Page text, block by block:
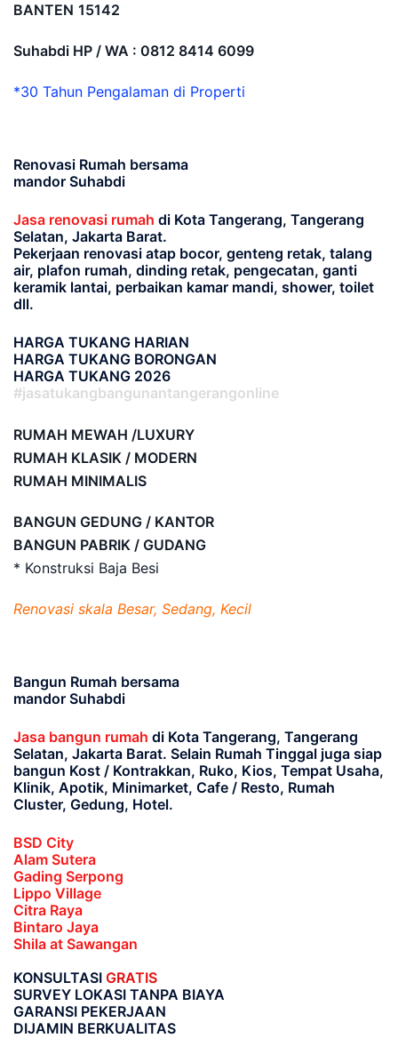
BANTEN 15142
Suhabdi HP / WA : 0812 8414 6099
*30 Tahun Pengalaman di Properti
Renovasi Rumah bersama
mandor Suhabdi
Jasa renovasi rumah di Kota Tangerang, Tangerang
Selatan, Jakarta Barat.
Pekerjaan renovasi atap bocor, genteng retak, talang
air, plafon rumah, dinding retak, pengecatan, ganti
keramik lantai, perbaikan kamar mandi, shower, toilet
dll.
HARGA TUKANG HARIAN
HARGA TUKANG BORONGAN
HARGA TUKANG 2026
#jasatukangbangunantangerangonline
RUMAH MEWAH /LUXURY
RUMAH KLASIK / MODERN
RUMAH MINIMALIS
BANGUN GEDUNG / KANTOR
BANGUN PABRIK / GUDANG
* Konstruksi Baja Besi
Renovasi skala Besar, Sedang, Kecil
Bangun Rumah bersama
mandor Suhabdi
Jasa bangun rumah di Kota Tangerang, Tangerang
Selatan, Jakarta Barat. Selain Rumah Tinggal juga siap
bangun Kost / Kontrakkan, Ruko, Kios, Tempat Usaha,
Klinik, Apotik, Minimarket, Cafe / Resto, Rumah
Cluster, Gedung, Hotel.
BSD City
Alam Sutera
Gading Serpong
Lippo Village
Citra Raya
Bintaro Jaya
Shila at Sawangan
KONSULTASI GRATIS
SURVEY LOKASI TANPA BIAYA
GARANSI PEKERJAAN
DIJAMIN BERKUALITAS